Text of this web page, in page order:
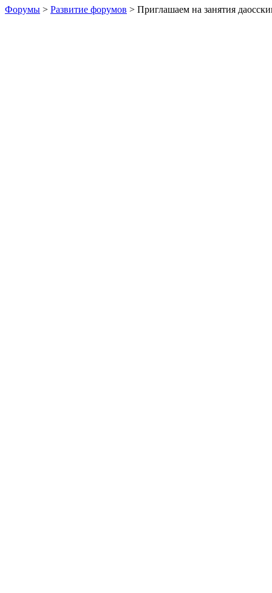
Форумы > Развитие форумов > Приглашаем на занятия